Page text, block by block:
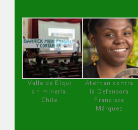
Valle de Elqui
sin minería.
Chile
Atentan contra
la Defensora
Francisca
Márquez